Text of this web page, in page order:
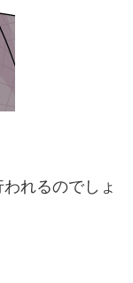
れるのでしょ